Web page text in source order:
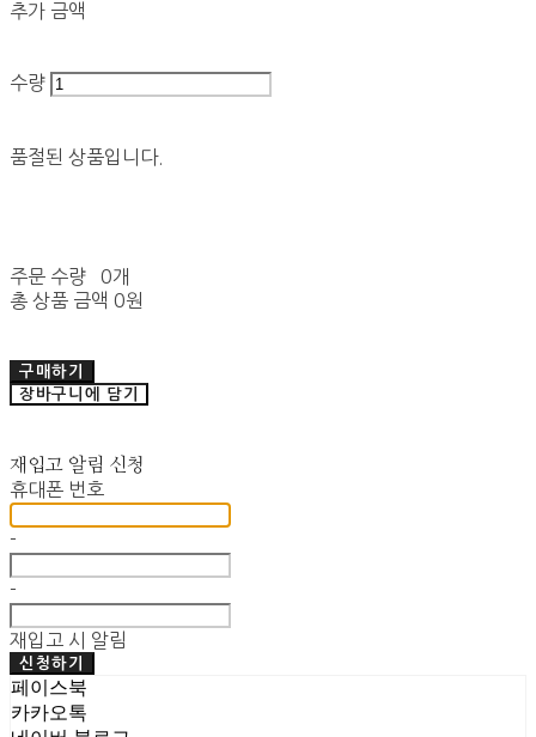
추가 금액
수량
품절된 상품입니다.
주문 수량
0개
총 상품 금액 0원
구매하기
장바구니에 담기
재입고 알림 신청
휴대폰 번호
-
-
재입고 시 알림
신청하기
페이스북
카카오톡